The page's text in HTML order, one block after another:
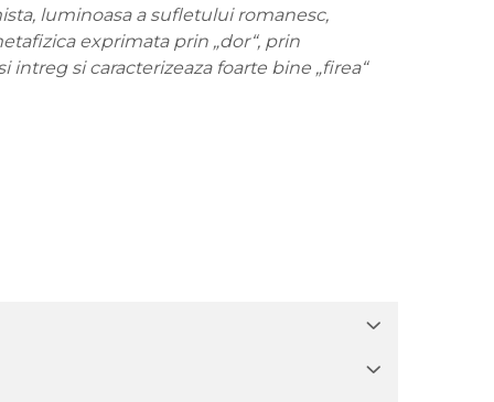
luminoasa a sufletului romanesc,
exprimata prin „dor“, prin
si caracterizeaza foarte bine „firea“